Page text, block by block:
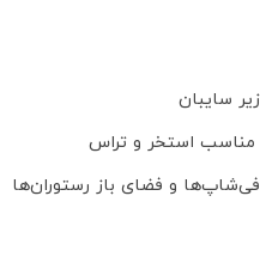
سایبان
مناسب استخر و تراس
و فضای باز رستوران‌ها